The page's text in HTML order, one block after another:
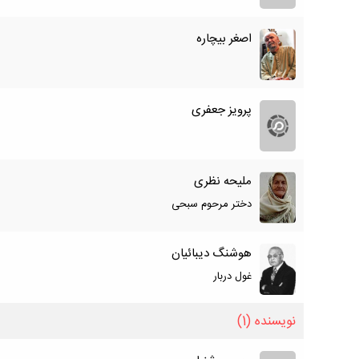
اصغر بیچاره
پرویز جعفری
ملیحه نظری
دختر مرحوم سبحی
هوشنگ دیبائیان
غول دربار
نویسنده (1)